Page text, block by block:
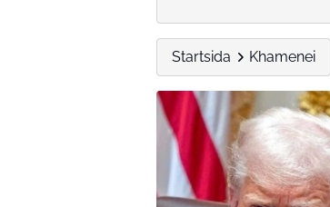
Startsida Khamenei